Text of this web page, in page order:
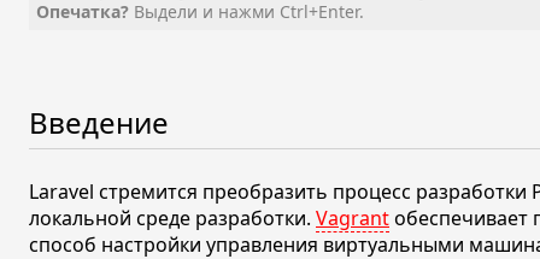
Опечатка?Выдели и нажми Ctrl+Enter.
Введение
Laravel стремится преобразить процесс разработки
локальной среде разработки. Vagrantобеспечивает
способ настройки управления виртуальными